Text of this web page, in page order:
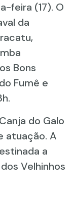
feira (17). O
da
Bons
Fumê e
do Galo
atuação. A
a
Velhinhos